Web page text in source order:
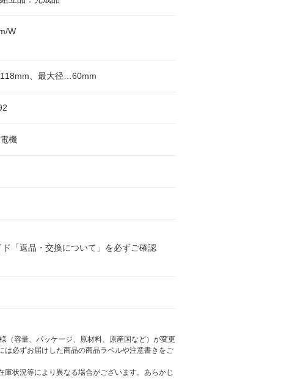
W
、最大径…60mm
機
「返品・交換について」を必ずご確認
（容量、パッケージ、原材料、原産国など）が変更
必ずお届けした商品の商品ラベルや注意書きをご
状況等により異なる場合がございます。あらかじ